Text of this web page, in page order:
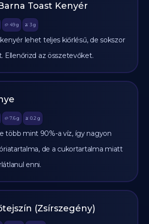
Toast Kenyér
🥔 49g 🫒 3 g
lehet teljes kiőrlésű, de sokszor
Ellenőrizd az összetevőket.
🥔 7.6g 🫒 0.2 g
több mint 90%-a víz, így nagyon
de a cukortartalma miatt
enni.
(Zsírszegény)